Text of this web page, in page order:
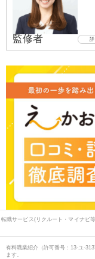
監修者 詳
転職サービス(リクルート・マイナビ
有料職業紹介（許可番号：13-ユ-
ます。